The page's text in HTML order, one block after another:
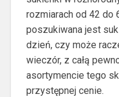
rozmiarach od 42 do
poszukiwana jest
dzień, czy może
wieczór, z całą
asortymencie tego
przystępnej cenie.